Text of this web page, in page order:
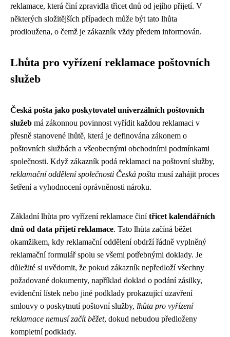
reklamace, která činí zpravidla třicet dnů od jejího přijetí. V
některých složitějších případech může být tato lhůta
prodloužena, o čemž je zákazník vždy předem informován.
Lhůta pro vyřízení reklamace poštovních
služeb
Česká pošta jako poskytovatel univerzálních poštovních
služeb má zákonnou povinnost vyřídit každou reklamaci v
přesně stanovené lhůtě, která je definována zákonem o
poštovních službách a všeobecnými obchodními podmínkami
společnosti. Když zákazník podá reklamaci na poštovní služby,
reklamační oddělení společnosti Česká pošta musí zahájit proces
šetření a vyhodnocení oprávněnosti nároku.
Základní lhůta pro vyřízení reklamace činítřicet kalendářních
dnů od data přijetí reklamace. Tato lhůta začíná běžet
okamžikem, kdy reklamační oddělení obdrží řádně vyplněný
reklamační formulář spolu se všemi potřebnými doklady. Je
důležité si uvědomit, že pokud zákazník nepředloží všechny
požadované dokumenty, například doklad o podání zásilky,
evidenční lístek nebo jiné podklady prokazující uzavření
smlouvy o poskytnutí poštovní služby, lhůta pro vyřízení
reklamace nemusí začít běžet, dokud nebudou předloženy
kompletní podklady.